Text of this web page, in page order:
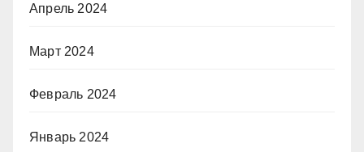
Апрель 2024
Март 2024
Февраль 2024
Январь 2024